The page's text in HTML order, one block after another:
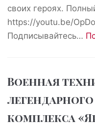
своих героях.
https://youtu.be/
Подписывайтесь…
Военная
комплекса